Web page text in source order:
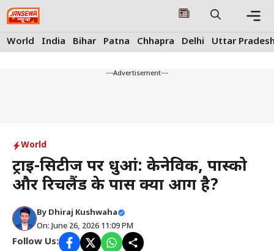
Skip
to
content
World India Bihar Patna Chhapra Delhi Uttar
---Advertisement---
World
ट्राई-सिटीज पर धुआं: केनेविक, पास्को
और रिचलैंड के पास क्या आग है?
By Dhiraj Kushwaha
On: June 26, 2026 11:09 PM
Follow Us: